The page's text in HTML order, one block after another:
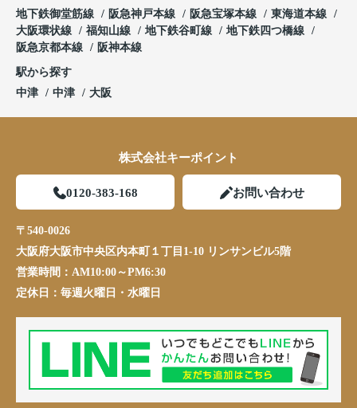
地下鉄御堂筋線
阪急神戸本線 阪急宝塚本線
東海道本線
大阪環状線
福知山線 地下鉄谷町線
地下鉄四つ橋線
阪急京都本線
阪神本線
駅から探す
中津
中津 大阪
株式会社キーポイント
0120-383-168 お問い合わせ
〒540-0026
大阪府大阪市中央区内本町１丁目1-10 リンサンビル5階
営業時間： AM10:00～PM6:30
定休日： 毎週火曜日・水曜日